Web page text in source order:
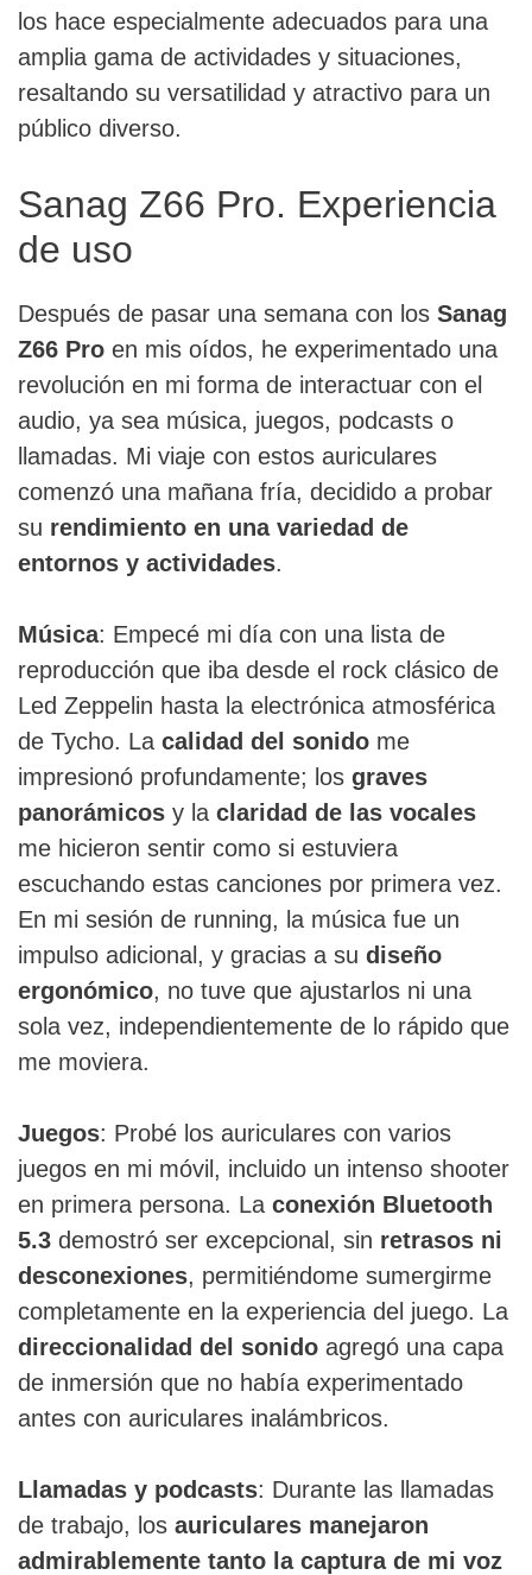
los hace especialmente adecuados para una
amplia gama de actividades y situaciones,
resaltando su versatilidad y atractivo para un
público diverso.
Sanag Z66 Pro. Experiencia
de uso
Después de pasar una semana con los Sanag
Z66 Pro en mis oídos, he experimentado una
revolución en mi forma de interactuar con el
audio, ya sea música, juegos, podcasts o
llamadas. Mi viaje con estos auriculares
comenzó una mañana fría, decidido a probar
su rendimiento en una variedad de
entornos y actividades.
Música: Empecé mi día con una lista de
reproducción que iba desde el rock clásico de
Led Zeppelin hasta la electrónica atmosférica
de Tycho. La calidad del sonido me
impresionó profundamente; los graves
panorámicos y la claridad de las vocales
me hicieron sentir como si estuviera
escuchando estas canciones por primera vez.
En mi sesión de running, la música fue un
impulso adicional, y gracias a su diseño
ergonómico, no tuve que ajustarlos ni una
sola vez, independientemente de lo rápido que
me moviera.
Juegos: Probé los auriculares con varios
juegos en mi móvil, incluido un intenso shooter
en primera persona. La conexión Bluetooth
5.3 demostró ser excepcional, sin retrasos ni
desconexiones, permitiéndome sumergirme
completamente en la experiencia del juego. La
direccionalidad del sonido agregó una capa
de inmersión que no había experimentado
antes con auriculares inalámbricos.
Llamadas y podcasts: Durante las llamadas
de trabajo, los auriculares manejaron
admirablemente tanto la captura de mi voz